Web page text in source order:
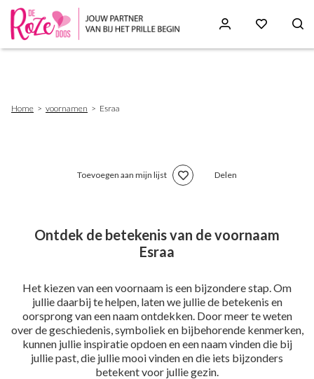
Home voornamen Esraa
Toevoegen aan mijn lijst Delen
Ontdek de betekenis van de voornaam
Esraa
Het kiezen van een voornaam is een bijzondere stap. Om
jullie daarbij te helpen, laten we jullie de betekenis en
oorsprong van een naam ontdekken. Door meer te weten
over de geschiedenis, symboliek en bijbehorende kenmerken,
kunnen jullie inspiratie opdoen en een naam vinden die bij
jullie past, die jullie mooi vinden en die iets bijzonders
betekent voor jullie gezin.